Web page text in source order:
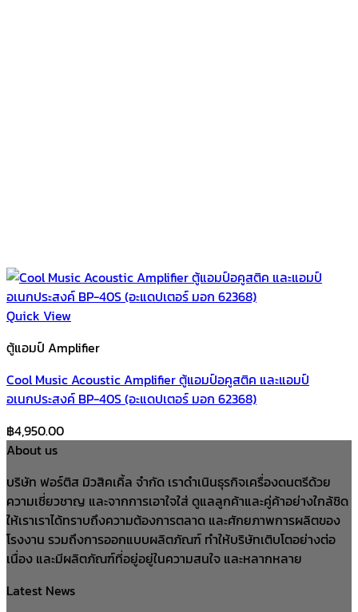
Quick View
ตู้แอมป์ Amplifier
Cool Music Acoustic Amplifier ตู้แอมป์อคูสติค และแอมป์
อเนกประสงค์ BP-40S (อะแดปเตอร์ มอก 62368)
฿4,950.00
About us
บริษัท ฟอร์ติส มิวสิคเคิ้ล จำกัด เราดำเนินธุรกิจเครื่องดนตรีด้วย
ความเชี่ยวชาญ และจากการเอาใจใส่ ดูแลลูกค้าและคู่ค้าอย่างใกล้ชิด
ให้เราเราได้ทราบถึงความต้องการตลาด และศักยภาพการผลิตของ
โรงงาน รวมถึงการออกแบบผลิตภัณฑ์ ทำให้บริษัทเติบโตอย่างต่อ
เนื่อง และมีผลิตภัณฑ์ที่อยู่อยู่ในความสนใจ และหลากหลาย
Latest News